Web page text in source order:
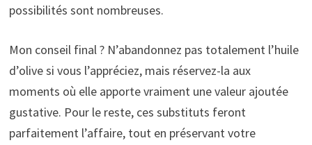
possibilités sont nombreuses.
Mon conseil final ? N’abandonnez pas totalement l’huile
d’olive si vous l’appréciez, mais réservez-la aux
moments où elle apporte vraiment une valeur ajoutée
gustative. Pour le reste, ces substituts feront
parfaitement l’affaire, tout en préservant votre